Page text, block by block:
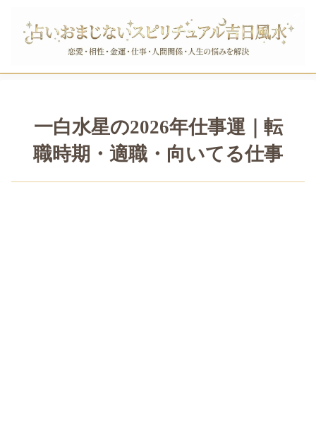
一白水星の2026年仕事運｜転
職時期・適職・向いてる仕事